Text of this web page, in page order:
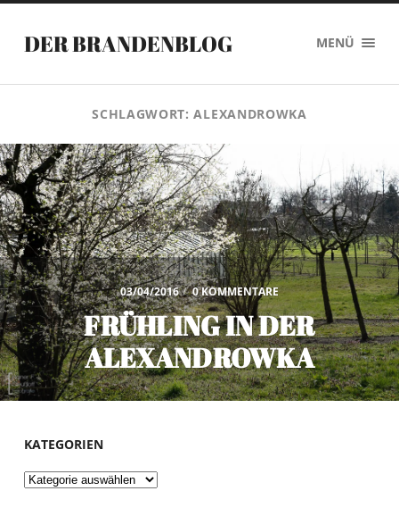
DER BRANDENBLOG MENÜ
SCHLAGWORT:ALEXANDROWKA
03/04/2016 / 0 KOMMENTARE
FRÜHLING IN DER
ALEXANDROWKA
KATEGORIEN
Kategorien